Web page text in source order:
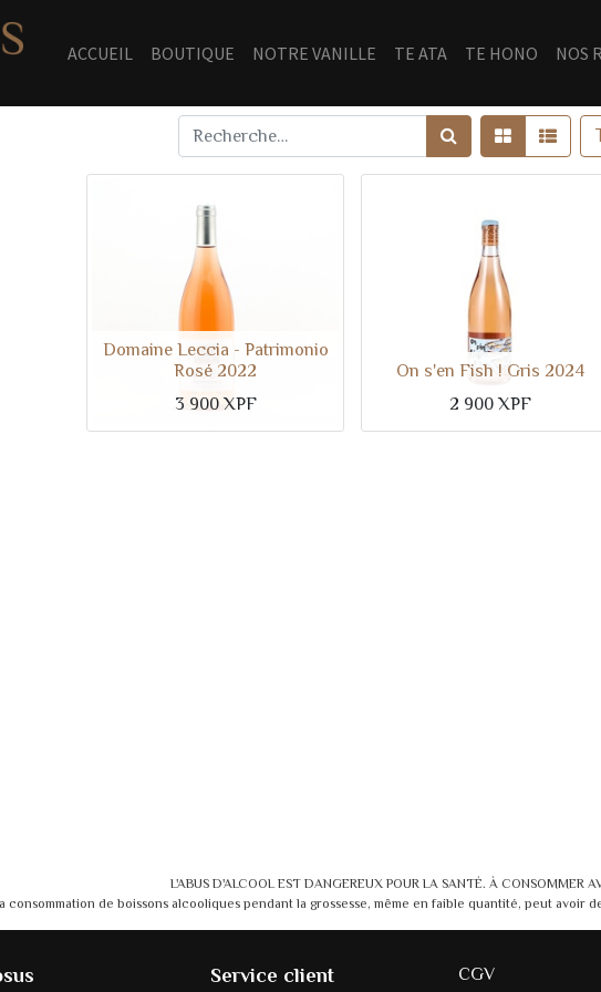
ACCUEIL BOUTIQUE NOTRE VANILLE TE ATA TE HONO NOS
Domaine Leccia - Patrimonio
Rosé 2022
3 900XPF
On s'en Fish ! Gris 2024
2 900XPF
L'ABUS D'ALCOOL EST DANGEREUX POUR LA SANTÉ. À CONSOMMER
consommation de boissons alcooliques pendant la grossesse, même en faible quantité, peut avoir
Service client
CGV